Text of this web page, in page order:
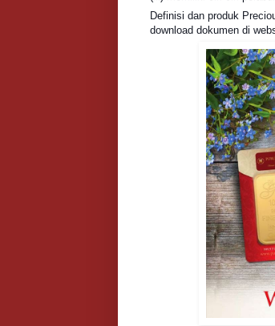
Definisi dan produk
download dokumen di